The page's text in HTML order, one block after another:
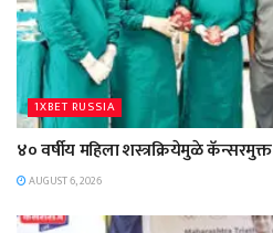
1XBET RUSSIA
४० वर्षीय महिला शस्त्रक्रियेमुळे कॅन्सरमुक्त
AUGUST 6, 2026